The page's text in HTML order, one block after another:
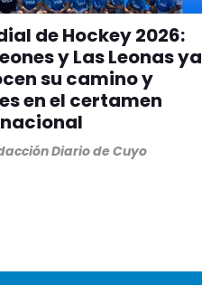
de Hockey 2026:
y Las Leonas ya
su camino y
en el certamen
Diario de Cuyo